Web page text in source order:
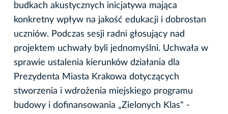
budkach akustycznych inicjatywa mająca
konkretny wpływ na jakość edukacji i dobrostan
uczniów. Podczas sesji radni głosujący nad
projektem uchwały byli jednomyślni. Uchwała w
sprawie ustalenia kierunków działania dla
Prezydenta Miasta Krakowa dotyczących
stworzenia i wdrożenia miejskiego programu
budowy i dofinansowania „Zielonych Klas" -